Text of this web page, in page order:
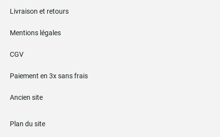
Livraison et retours
Mentions légales
CGV
Paiement en 3x sans frais
Ancien site
Plan du site